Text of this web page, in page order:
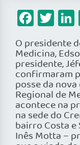
O presidente
Medicina,
presidente,
confirmaram
posse da
Regional de
acontece na
na sede do
bairro Costa e
Inês Motta –